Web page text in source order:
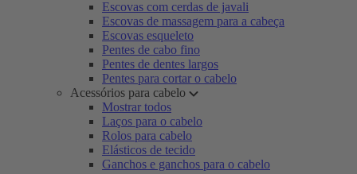
Escovas com cerdas de javali
Escovas de massagem para a cabeça
Escovas esqueleto
Pentes de cabo fino
Pentes de dentes largos
Pentes para cortar o cabelo
Acessórios para cabelo
Mostrar todos
Laços para o cabelo
Rolos para cabelo
Elásticos de tecido
Ganchos e ganchos para o cabelo